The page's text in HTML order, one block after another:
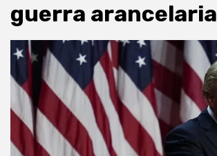
guerra arancelaria